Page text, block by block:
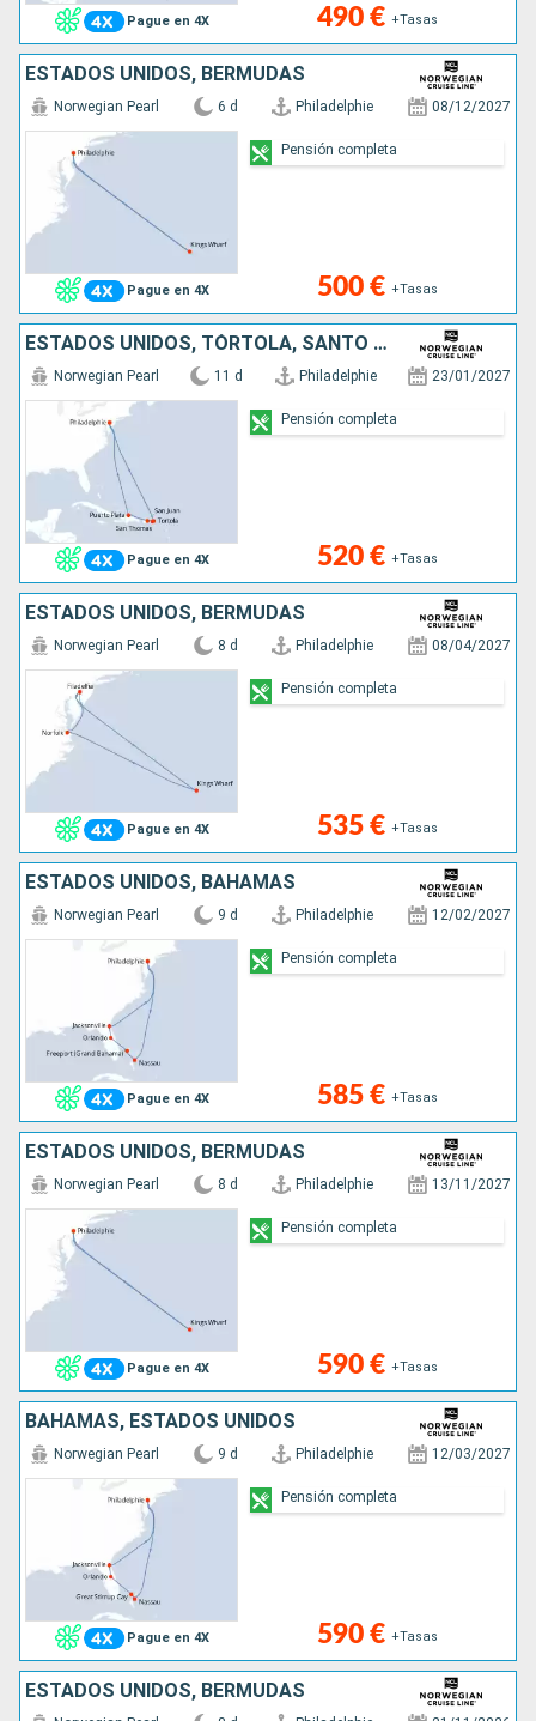
Pague en 4X 490 € +Tasas
ESTADOS UNIDOS, BERMUDAS
Pague en 4X
Norwegian Pearl 6 d Philadelphie 08/12/2027
500 € +Tasas
Pensión completa
ESTADOS UNIDOS, TÓRTOLA, SANTO TOMÁS, PORTO RICO, REPÚBLICA DOMINICANA
Pague en 4X
Norwegian Pearl 11 d Philadelphie 23/01/2027
520 € +Tasas
Pensión completa
ESTADOS UNIDOS, BERMUDAS
Pague en 4X
Norwegian Pearl 8 d Philadelphie 08/04/2027
535 € +Tasas
Pensión completa
ESTADOS UNIDOS, BAHAMAS
Pague en 4X
Norwegian Pearl 9 d Philadelphie 12/02/2027
585 € +Tasas
Pensión completa
ESTADOS UNIDOS, BERMUDAS
Pague en 4X
Norwegian Pearl 8 d Philadelphie 13/11/2027
590 € +Tasas
Pensión completa
BAHAMAS, ESTADOS UNIDOS
Pague en 4X
Norwegian Pearl 9 d Philadelphie 12/03/2027
590 € +Tasas
Pensión completa
ESTADOS UNIDOS, BERMUDAS